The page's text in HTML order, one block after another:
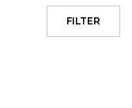
FILTER